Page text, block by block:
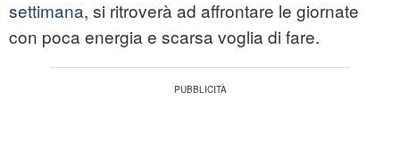
settimana, si ritroverà ad affrontare le giornate
con poca energia e scarsa voglia di fare.